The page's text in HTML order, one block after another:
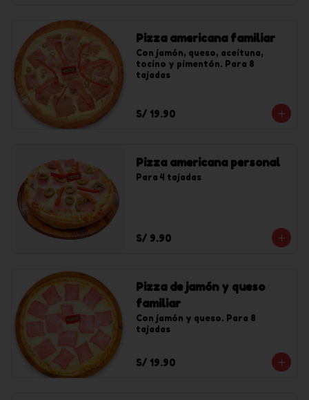
Pizza americana familiar
Con jamón, queso, aceituna,
tocino y pimentón. Para 8
tajadas
S/ 19.90
Pizza americana personal
Para 4 tajadas
S/ 9.90
Pizza de jamón y queso
familiar
Con jamón y queso. Para 8
tajadas
S/ 19.90